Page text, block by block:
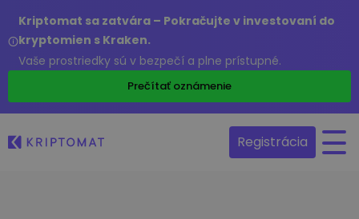
Kriptomat sa zatvára – Pokračujte v investovaní do
kryptomien s Kraken.
Vaše prostriedky sú v bezpečí a plne prístupné.
Prečítať oznámenie
Registrácia